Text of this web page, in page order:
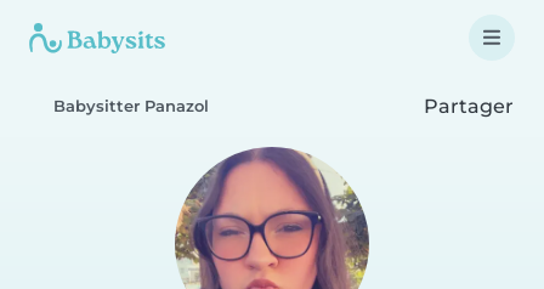
Babysitter Panazol Partager